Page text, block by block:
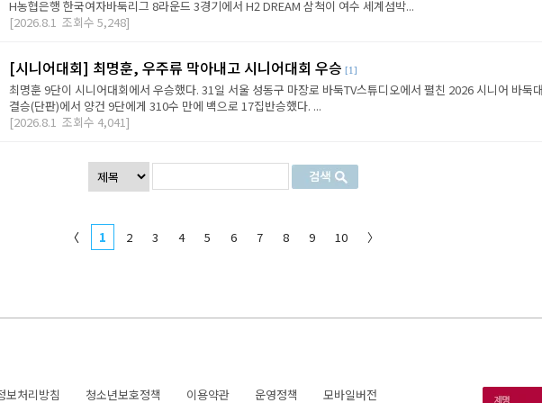
H농협은행 한국여자바둑리그 8라운드 3경기에서 H2 DREAM 삼척이 여수 세계섬박...
[2026.8.1 조회수 5,248]
[시니어대회] 최명훈, 우주류 막아내고 시니어대회 우승 [1]
최명훈 9단이 시니어대회에서 우승했다. 31일 서울 성동구 마장로 바둑TV스튜디오에서 펼친 2026 시니어 바둑
결승(단판)에서 양건 9단에게 310수 만에 백으로 17집반승했다. ...
[2026.8.1 조회수 4,041]
〈 1 2 3 4 5 6 7 8 9 10 〉
보처리방침 청소년보호정책 이용약관 운영정책 모바일버전